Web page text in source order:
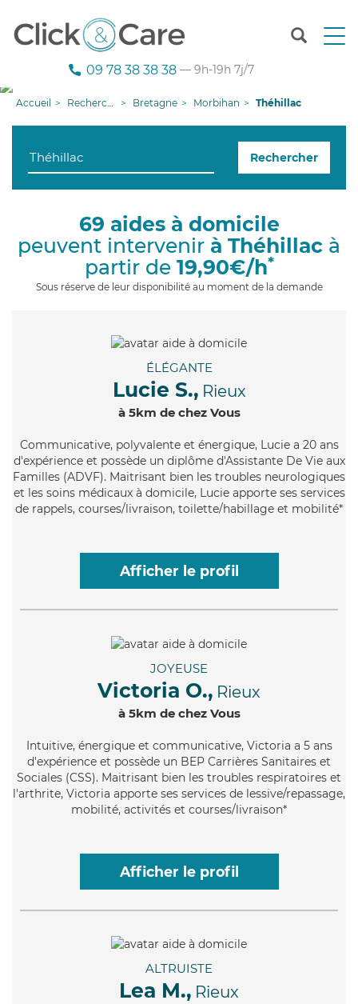
T
n
g
i
09 78 38 38 38 — 9h-19h 7j/7
Accueil Recherche aide à domicile Bretagne Morbihan Théhillac
Rechercher
69 aides à domicile
peuvent intervenir à Théhillac à
partir de 19,90€/h*
Sous réserve de leur disponibilité au moment de la demande
ÉLÉGANTE
Lucie S., Rieux
à 5km de chez Vous
Communicative, polyvalente et énergique, Lucie a 20 ans
d'expérience et possède un diplôme d'Assistante De Vie aux
Familles (ADVF). Maitrisant bien les troubles neurologiques
et les soins médicaux à domicile, Lucie apporte ses services
de rappels, courses/livraison, toilette/habillage et mobilité*
Afficher le profil
JOYEUSE
Victoria O., Rieux
à 5km de chez Vous
Intuitive, énergique et communicative, Victoria a 5 ans
d'expérience et possède un BEP Carrières Sanitaires et
Sociales (CSS). Maitrisant bien les troubles respiratoires et
l'arthrite, Victoria apporte ses services de lessive/repassage,
mobilité, activités et courses/livraison*
Afficher le profil
ALTRUISTE
Lea M., Rieux